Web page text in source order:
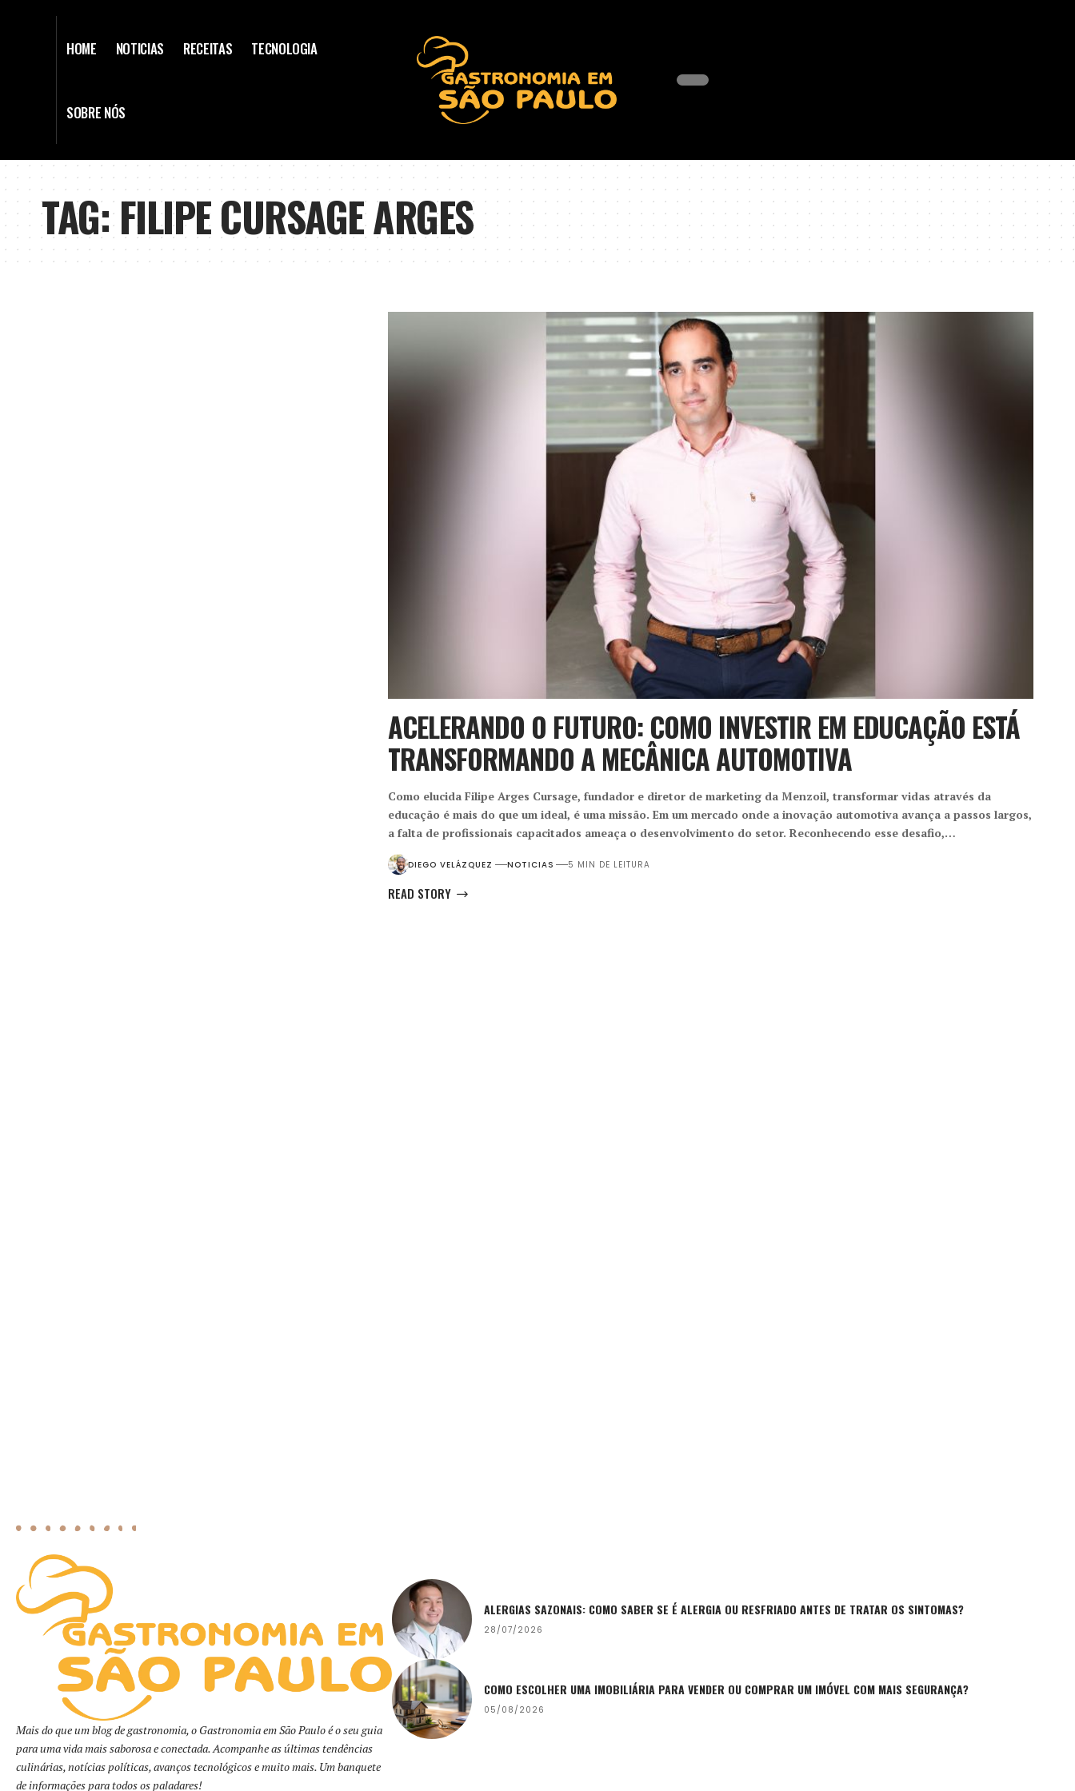
HOME NOTICIAS RECEITAS TECNOLOGIA
SOBRE NÓS
TAG:FILIPE CURSAGE ARGES
ACELERANDO O FUTURO: COMO INVESTIR EM EDUCAÇÃO ESTÁ
TRANSFORMANDO A MECÂNICA AUTOMOTIVA
Como elucida Filipe Arges Cursage, fundador e diretor de marketing da Menzoil, transformar vidas através da
educação é mais do que um ideal, é uma missão. Em um mercado onde a inovação automotiva avança a passos largos,
a falta de profissionais capacitados ameaça o desenvolvimento do setor. Reconhecendo esse desafio,…
DIEGO VELÁZQUEZ NOTICIAS 5 MIN DE LEITURA
READ STORY
Mais do que um blog de gastronomia, o Gastronomia em São Paulo é o seu guia
para uma vida mais saborosa e conectada. Acompanhe as últimas tendências
culinárias, notícias políticas, avanços tecnológicos e muito mais. Um banquete
de informações para todos os paladares!
ALERGIAS SAZONAIS: COMO SABER SE É ALERGIA OU RESFRIADO ANTES DE TRATAR OS SINTOMAS?
28/07/2026
COMO ESCOLHER UMA IMOBILIÁRIA PARA VENDER OU COMPRAR UM IMÓVEL COM MAIS SEGURANÇA?
05/08/2026